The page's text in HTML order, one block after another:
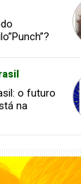
o futuro
na